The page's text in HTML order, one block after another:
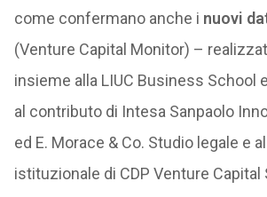
come confermano anche i nuovi
(Venture Capital Monitor) –
insieme alla LIUC Business School
al contributo di Intesa Sanpaolo
ed E. Morace & Co. Studio legale e
istituzionale di CDP Venture Capital